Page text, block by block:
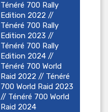
Ténéré 700 Rally
Edition 2022 //
Ténéré 700 Rally
Edition 2023 //
Ténéré 700 Rally
Edition 2024 //
Ténéré 700 World
Raid 2022 // Ténéré
700 World Raid 2023
// Ténéré 700 World
Raid 2024